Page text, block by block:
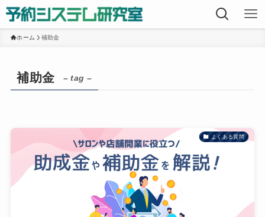
ホーム 補助金
補助金 – tag –
よくある質問